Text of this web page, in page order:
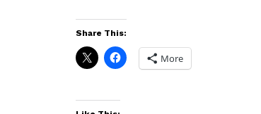
Share This:
More